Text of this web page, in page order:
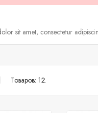
sit amet, consectetur
Товаров: 12.